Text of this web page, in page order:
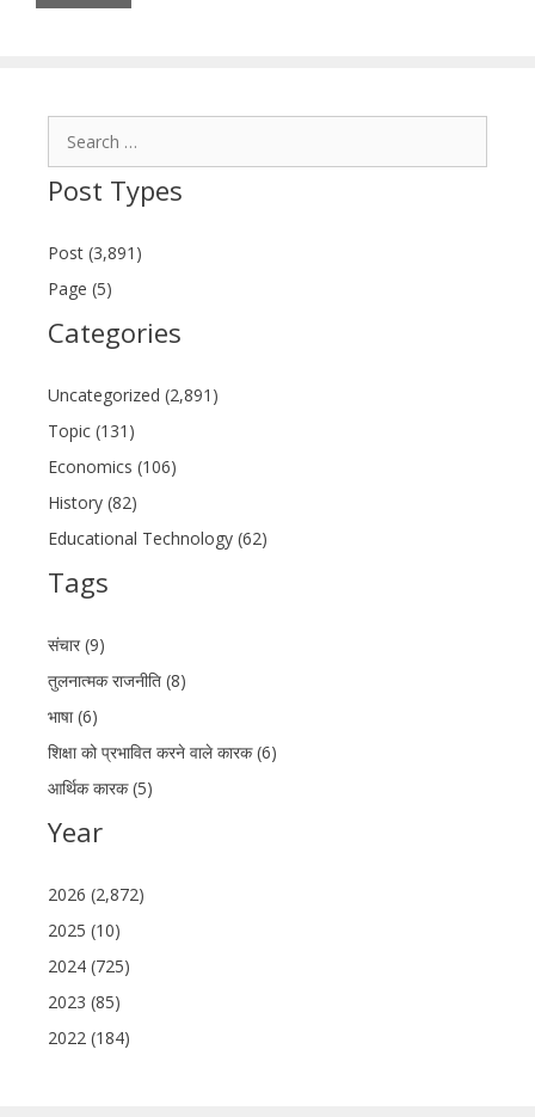
Post Types
Post (3,891)
Page (5)
Categories
Uncategorized (2,891)
Topic (131)
Economics (106)
History (82)
Educational Technology (62)
Tags
संचार (9)
तुलनात्मक राजनीति (8)
भाषा (6)
शिक्षा को प्रभावित करने वाले कारक (6)
आर्थिक कारक (5)
Year
2026 (2,872)
2025 (10)
2024 (725)
2023 (85)
2022 (184)